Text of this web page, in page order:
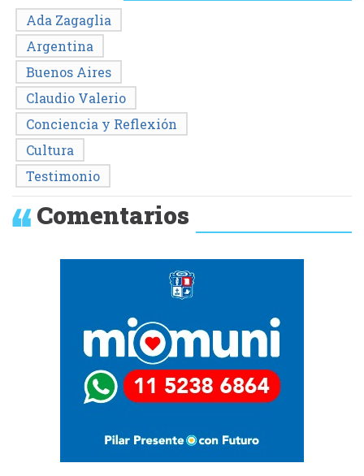
Ada Zagaglia
Argentina
Buenos Aires
Claudio Valerio
Conciencia y Reflexión
Cultura
Testimonio
Comentarios